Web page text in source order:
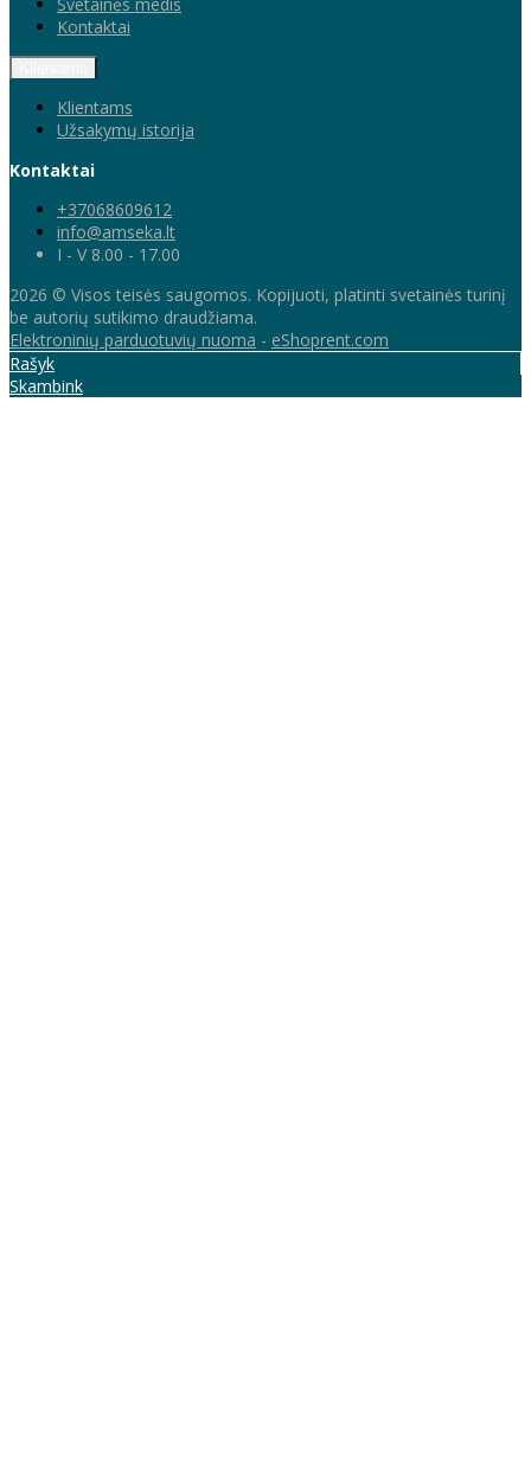
Kontaktai
Klientams
Užsakymų istorija
Kontaktai
+37068609612
info@amseka.lt
I - V 8.00 - 17.00
2026 © Visos teisės saugomos. Kopijuoti, platinti svetainės turinį
be autorių sutikimo draudžiama.
Elektroninių parduotuvių nuoma - eShoprent.com
Rašyk
Skambink